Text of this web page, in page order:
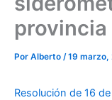
provincia
Por Alberto /19 marzo,
Resolución de 16